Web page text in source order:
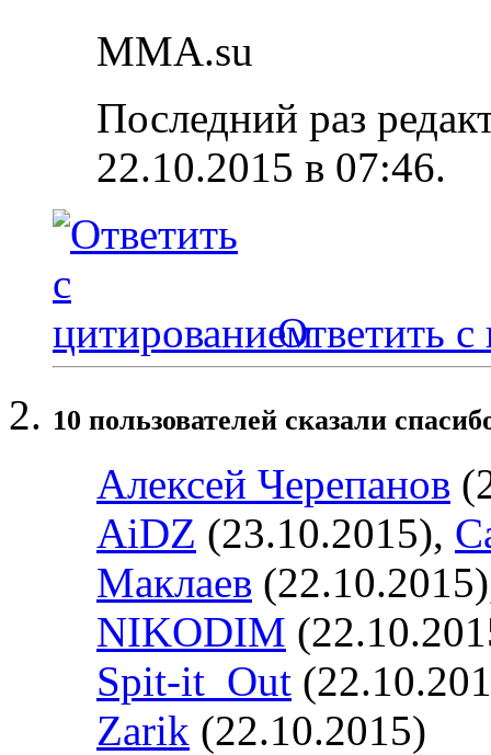
MMA.su
Последний раз
22.10.2015 в 07:46.
Ответить с
10 пользователей сказали
Алексей Черепанов
AiDZ (23.10.2015),
Маклаев
NIKODIM
Spit-it_Out
Zarik (22.10.2015)